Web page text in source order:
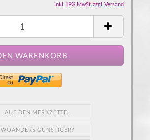
inkl. 19% MwSt. zzgl.Versand
AUF DEN MERKZETTEL
WOANDERS GÜNSTIGER?